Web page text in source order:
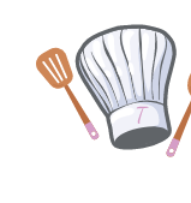
contenu